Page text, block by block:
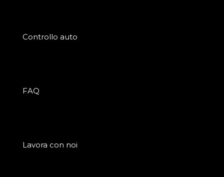
Controllo auto
FAQ
Lavora con noi